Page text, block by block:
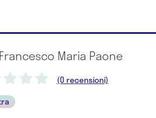
Maria Paone
(0 recensioni)